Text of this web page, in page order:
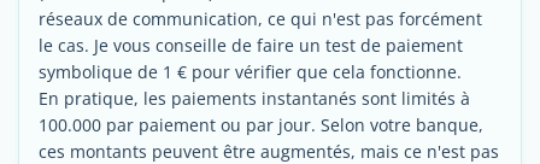
réseaux de communication, ce qui n'est pas forcément
le cas. Je vous conseille de faire un test de paiement
symbolique de 1 € pour vérifier que cela fonctionne.
En pratique, les paiements instantanés sont limités à
100.000 par paiement ou par jour. Selon votre banque,
ces montants peuvent être augmentés, mais ce n'est pas